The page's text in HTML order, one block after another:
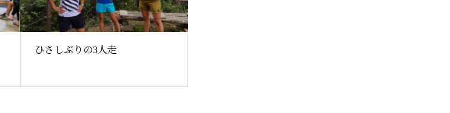
ひさしぶりの3人走